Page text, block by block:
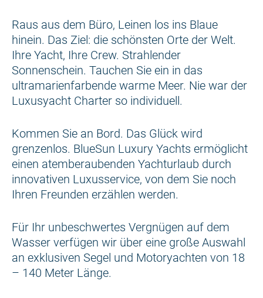
Raus aus dem Büro, Leinen los ins Blaue
hinein. Das Ziel: die schönsten Orte der Welt.
Ihre Yacht, Ihre Crew. Strahlender
Sonnenschein. Tauchen Sie ein in das
ultramarienfarbende warme Meer. Nie war der
Luxusyacht Charter so individuell.
Kommen Sie an Bord. Das Glück wird
grenzenlos. BlueSun Luxury Yachts ermöglicht
einen atemberaubenden Yachturlaub durch
innovativen Luxusservice, von dem Sie noch
Ihren Freunden erzählen werden.
Für Ihr unbeschwertes Vergnügen auf dem
Wasser verfügen wir über eine große Auswahl
an exklusiven Segel und Motoryachten von 18
– 140 Meter Länge.